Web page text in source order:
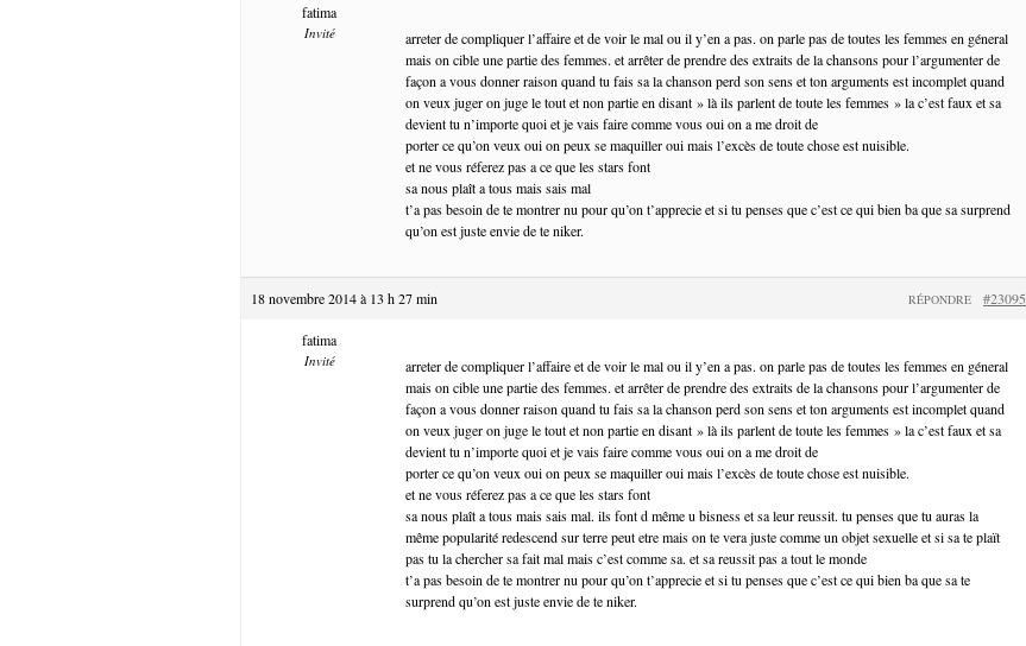
fatima
Invité
arreter de compliquer l’affaire et de voir le mal ou il y’en a pas. on parle pas de toutes les femmes en géneral
mais on cible une partie des femmes. et arrêter de prendre des extraits de la chansons pour l’argumenter de
façon a vous donner raison quand tu fais sa la chanson perd son sens et ton arguments est incomplet quand
on veux juger on juge le tout et non partie en disant » là ils parlent de toute les femmes » la c’est faux et sa
devient tu n’importe quoi et je vais faire comme vous oui on a me droit de
porter ce qu’on veux oui on peux se maquiller oui mais l’excès de toute chose est nuisible.
et ne vous réferez pas a ce que les stars font
sa nous plaît a tous mais sais mal
t’a pas besoin de te montrer nu pour qu’on t’apprecie et si tu penses que c’est ce qui bien ba que sa surprend
qu’on est juste envie de te niker.
18 novembre 2014 à 13 h 27 min #23095
RÉPONDRE
fatima
Invité
arreter de compliquer l’affaire et de voir le mal ou il y’en a pas. on parle pas de toutes les femmes en géneral
mais on cible une partie des femmes. et arrêter de prendre des extraits de la chansons pour l’argumenter de
façon a vous donner raison quand tu fais sa la chanson perd son sens et ton arguments est incomplet quand
on veux juger on juge le tout et non partie en disant » là ils parlent de toute les femmes » la c’est faux et sa
devient tu n’importe quoi et je vais faire comme vous oui on a me droit de
porter ce qu’on veux oui on peux se maquiller oui mais l’excès de toute chose est nuisible.
et ne vous réferez pas a ce que les stars font
sa nous plaît a tous mais sais mal. ils font d même u bisness et sa leur reussit. tu penses que tu auras la
même popularité redescend sur terre peut etre mais on te vera juste comme un objet sexuelle et si sa te plaït
pas tu la chercher sa fait mal mais c’est comme sa. et sa reussit pas a tout le monde
t’a pas besoin de te montrer nu pour qu’on t’apprecie et si tu penses que c’est ce qui bien ba que sa te
surprend qu’on est juste envie de te niker.